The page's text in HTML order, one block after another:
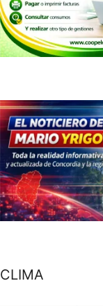
CLIMA